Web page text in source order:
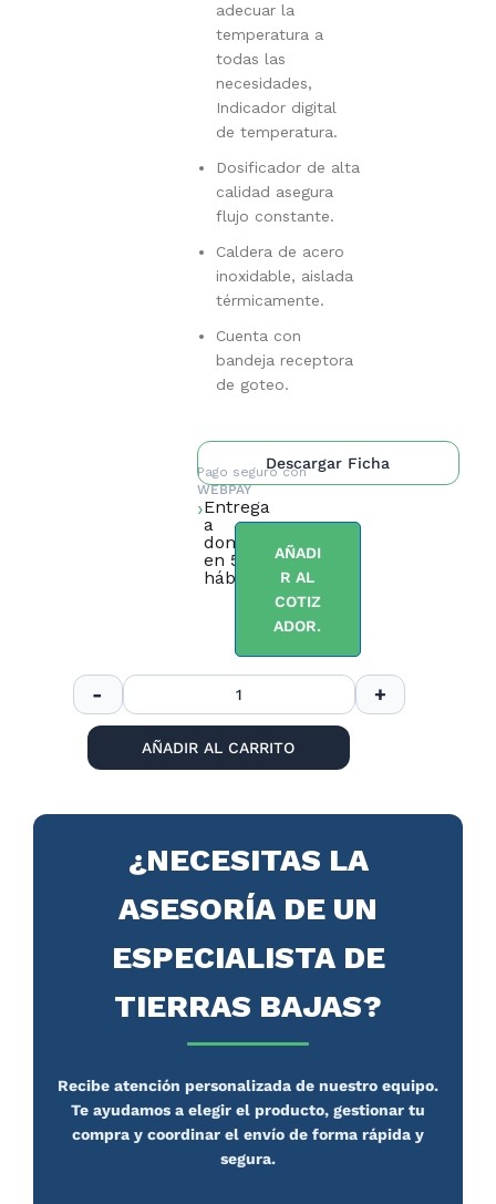
adecuar la
temperatura a
todas las
necesidades,
Indicador digital
de temperatura.
Dosificador de alta
calidad asegura
flujo constante.
Caldera de acero
inoxidable, aislada
térmicamente.
Cuenta con
bandeja receptora
de goteo.
Descargar Ficha
Pago seguro con
WEBPAY
Entrega
a
domicilio
en 5 días
hábiles.
AÑADI
R AL
COTIZ
ADOR.
AÑADIR AL CARRITO
¿NECESITAS LA
ASESORÍA DE UN
ESPECIALISTA DE
TIERRAS BAJAS?
Recibe atención personalizada de nuestro equipo.
Te ayudamos a elegir el producto, gestionar tu
compra y coordinar el envío de forma rápida y
segura.